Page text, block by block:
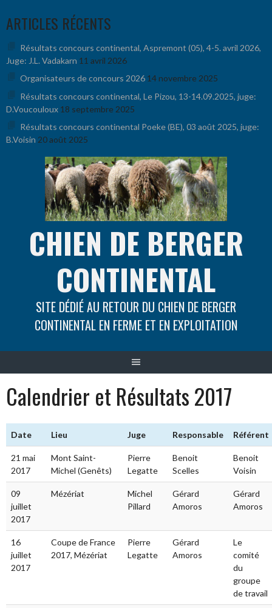
auARTICLES RÉCENTS
Résultats concours continental, Aspremont (05), 4-5. avril 2026,
Juge: J.L. Vadakarn 11 avril 2026
Organisateurs de concours 2026 14 novembre 2025
Résultats concours continental, Le Pizou, 13-14.09.2025, juge:
D.Voucouloux 18 septembre 2025
Résultats concours continental Poeke (BE), 03 août 2025, juge:
B.Voisin 20 août 2025
CHIEN DE BERGER
CONTINENTAL
SITE DÉDIÉ AU RETOUR DU CHIEN DE BERGER
CONTINENTAL EN FERME ET EN EXPLOITATION
Calendrier et Résultats 2017
Date Lieu Juge Responsable Référent
21 mai
2017
Mont Saint-
Michel (Genêts)
Pierre
Legatte
Benoit
Scelles
Benoit
Voisin
09
juillet
2017
Mézériat
Michel
Pillard
Gérard
Amoros
Gérard
Amoros
16
juillet
2017
Coupe de France
2017, Mézériat
Pierre
Legatte
Gérard
Amoros
Le
comité
du
groupe
de travail